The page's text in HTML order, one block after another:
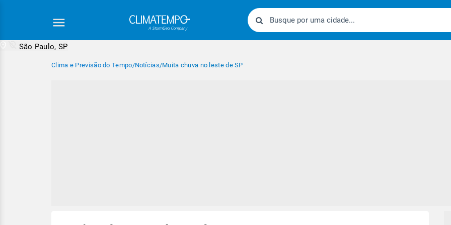
São Paulo, SP
Clima e Previsão do Tempo/Notícias/Muita chuva no leste de SP